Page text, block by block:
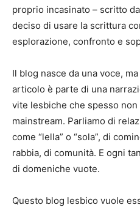
proprio incasinato – scritto
deciso di usare la scrittura
esplorazione, confronto e
Il blog nasce da una voce,
articolo è parte di una
vite lesbiche che spesso
mainstream. Parliamo di
come “lella” o “sola”, di
rabbia, di comunità. E ogni
di domeniche vuote.
Questo blog lesbico vuole